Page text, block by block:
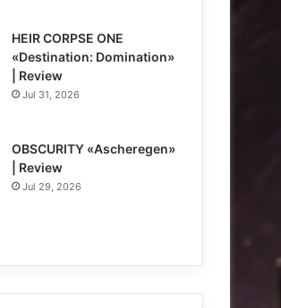
HEIR CORPSE ONE
«Destination: Domination»
| Review
Jul 31, 2026
OBSCURITY «Ascheregen»
| Review
Jul 29, 2026